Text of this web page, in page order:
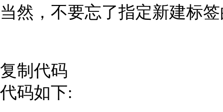
当然，不要忘了指定新建标
复制代码
代码如下: